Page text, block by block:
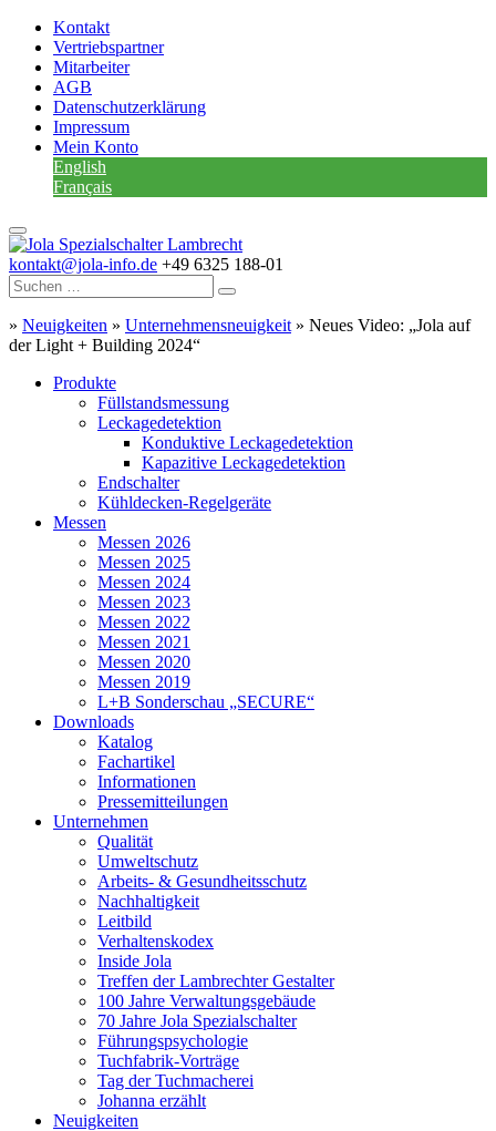
Kontakt
Vertriebspartner
Mitarbeiter
AGB
Datenschutzerklärung
Impressum
Mein Konto
English
Français
kontakt@jola-info.de +49 6325 188-01
» Neuigkeiten » Unternehmensneuigkeit » Neues Video: „Jola auf
der Light + Building 2024“
Produkte
Füllstandsmessung
Leckagedetektion
Konduktive Leckagedetektion
Kapazitive Leckagedetektion
Endschalter
Kühldecken-Regelgeräte
Messen
Messen 2026
Messen 2025
Messen 2024
Messen 2023
Messen 2022
Messen 2021
Messen 2020
Messen 2019
L+B Sonderschau „SECURE“
Downloads
Katalog
Fachartikel
Informationen
Pressemitteilungen
Unternehmen
Qualität
Umweltschutz
Arbeits- & Gesundheitsschutz
Nachhaltigkeit
Leitbild
Verhaltenskodex
Inside Jola
Treffen der Lambrechter Gestalter
100 Jahre Verwaltungsgebäude
70 Jahre Jola Spezialschalter
Führungspsychologie
Tuchfabrik-Vorträge
Tag der Tuchmacherei
Johanna erzählt
Neuigkeiten